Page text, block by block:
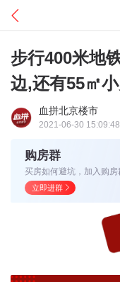
步行400米地
边,还有55㎡
血拼北京楼市
2021-06-30 15:09:48
购房群
买房如何避坑，加入购
立即进群